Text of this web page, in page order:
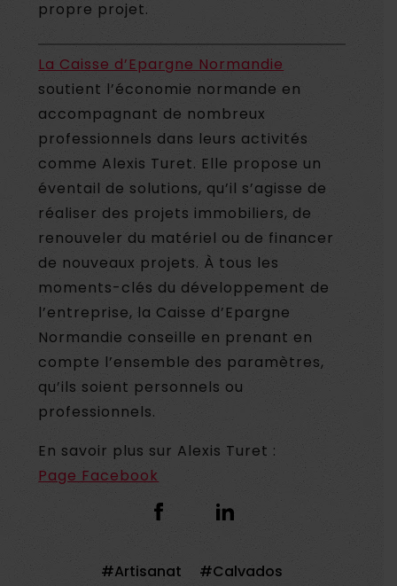
propre projet.
La Caisse d’Epargne Normandie
soutient l’économie normande en
accompagnant de nombreux
professionnels dans leurs activités
comme Alexis Turet. Elle propose un
éventail de solutions, qu’il s’agisse de
réaliser des projets immobiliers, de
renouveler du matériel ou de financer
de nouveaux projets. À tous les
moments-clés du développement de
l’entreprise, la Caisse d’Epargne
Normandie conseille en prenant en
compte l’ensemble des paramètres,
qu’ils soient personnels ou
professionnels.
En savoir plus sur Alexis Turet :
Page Facebook
Artisanat Calvados